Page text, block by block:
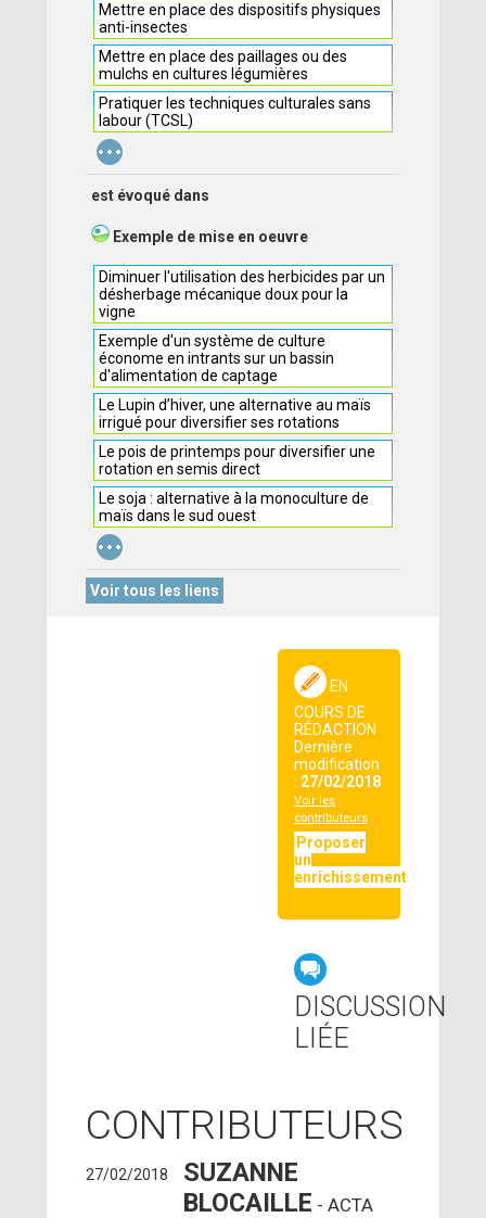
Mettre en place des dispositifs physiques
anti-insectes
Mettre en place des paillages ou des
mulchs en cultures légumières
Pratiquer les techniques culturales sans
labour (TCSL)
...
est évoqué dans
Exemple de mise en oeuvre
Diminuer l'utilisation des herbicides par un
désherbage mécanique doux pour la
vigne
Exemple d'un système de culture
économe en intrants sur un bassin
d'alimentation de captage
Le Lupin d’hiver, une alternative au maïs
irrigué pour diversifier ses rotations
Le pois de printemps pour diversifier une
rotation en semis direct
Le soja : alternative à la monoculture de
maïs dans le sud ouest
...
Voir tous les liens
EN
COURS DE
RÉDACTION
Dernière
modification
: 27/02/2018
Voir les
contributeurs
Proposer
un
enrichissement
DISCUSSION
LIÉE
CONTRIBUTEURS
27/02/2018
SUZANNE
BLOCAILLE - ACTA